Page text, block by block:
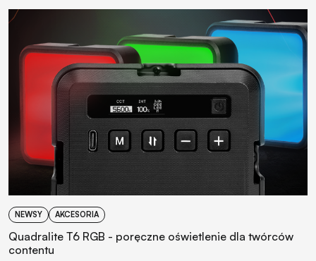
NEWSY AKCESORIA
Quadralite T6 RGB - poręczne oświetlenie dla twórców
contentu